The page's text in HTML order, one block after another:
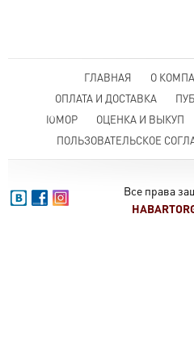
ГЛАВНАЯ О
ОПЛАТА И ДОСТАВКА
ЮМОР
ОЦЕНКА И ВЫКУП
ПОЛЬЗОВАТЕЛЬСКОЕ
Все права